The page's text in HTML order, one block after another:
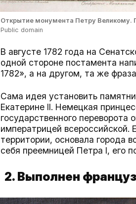
Открытие монумента Петру Великому.
Public domain
В августе 1782 года на
одной стороне постамента
1782», а на другом, та же
Сама идея установить
Екатерине II. Немецкая
государственного переворота
императрицей всероссийской.
территории, основала города
себя преемницей Петра I, его
2. Выполнен